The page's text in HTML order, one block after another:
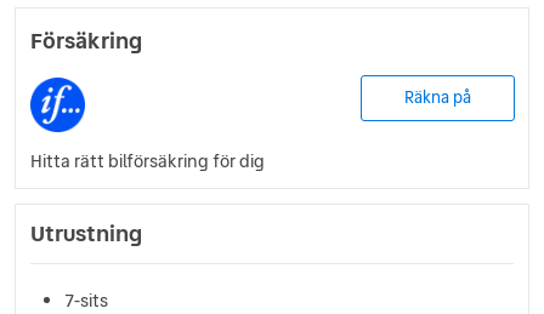
Försäkring
Räkna på
Hitta rätt bilförsäkring för dig
Utrustning
7-sits